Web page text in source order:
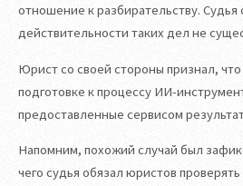
отношение к разбирательству. Судья
действительности таких дел не
Юрист со своей стороны признал,
подготовке к процессу ИИ-
предоставленные сервисом
Напомним, похожий случай был
чего судья обязал юристов